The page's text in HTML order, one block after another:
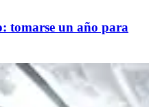
tomarse un año para